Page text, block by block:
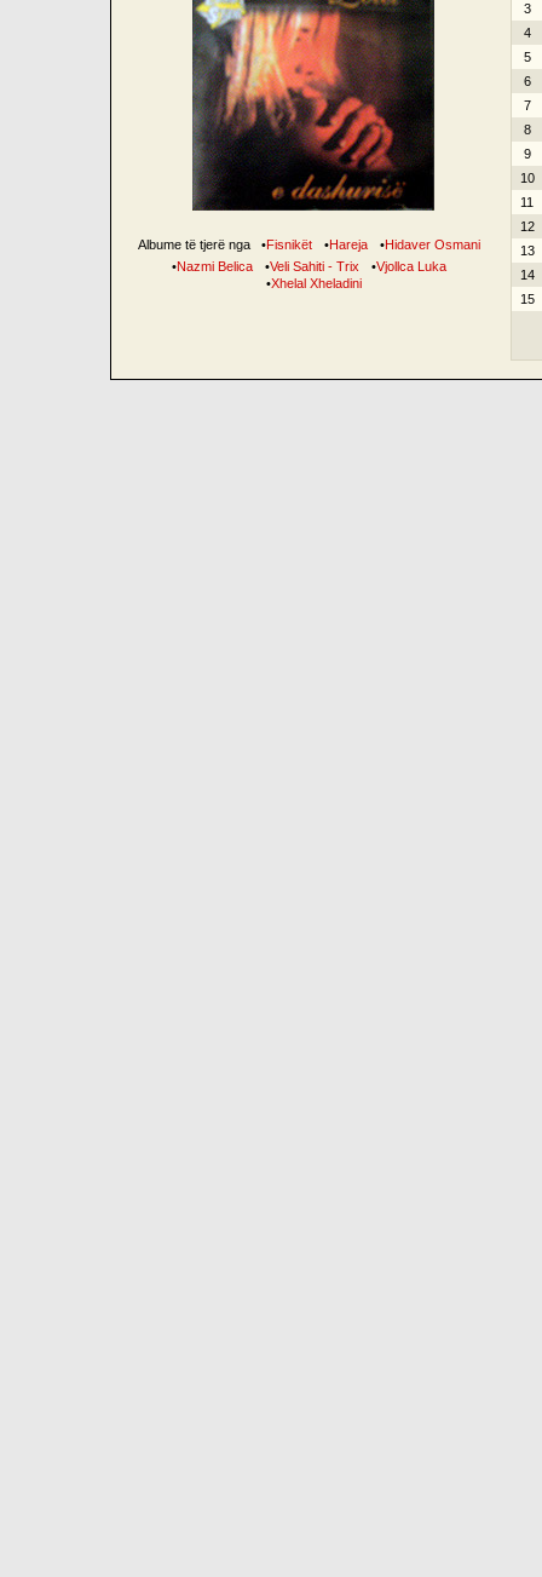
Albume të tjerë nga •Fisnikët •Hareja •Hidaver Osmani
•Nazmi Belica •Veli Sahiti - Trix •Vjollca Luka
•Xhelal Xheladini
3
4
5
6
7
8
9
10
11
12
13
14
15